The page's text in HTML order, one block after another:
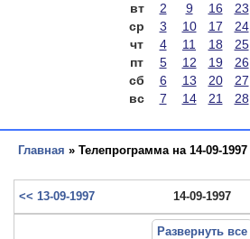
вт
2 9 16 23
ср
3 10 17
24
чт
4 11 18
25
пт
5 12 19
26
сб
6 13 20
27
вс
7 14 21 28
Главная » Телепрограмма на 14-09-1997
<< 13-09-1997 14-09-1997
Развернуть все